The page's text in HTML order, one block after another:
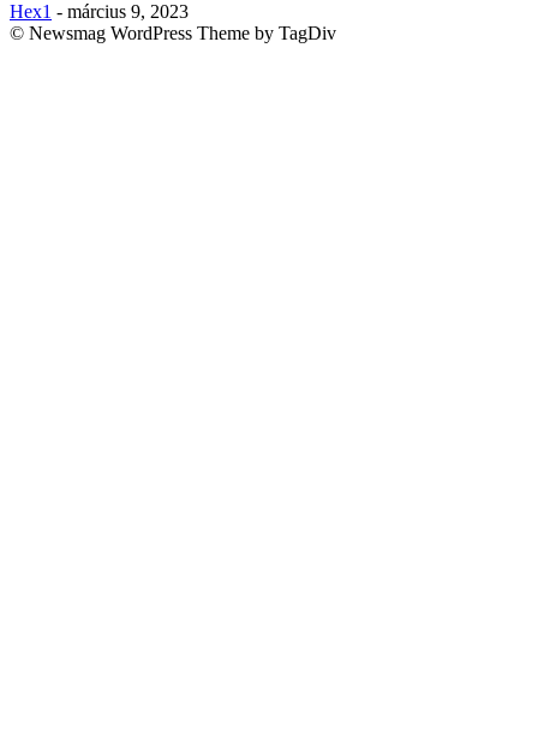
Hex1 - március 9, 2023
© Newsmag WordPress Theme by TagDiv